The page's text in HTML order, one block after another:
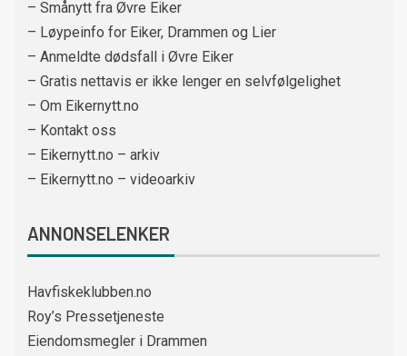
– Smånytt fra Øvre Eiker
– Løypeinfo for Eiker, Drammen og Lier
– Anmeldte dødsfall i Øvre Eiker
– Gratis nettavis er ikke lenger en selvfølgelighet
– Om Eikernytt.no
– Kontakt oss
– Eikernytt.no – arkiv
– Eikernytt.no – videoarkiv
ANNONSELENKER
Havfiskeklubben.no
Roy’s Pressetjeneste
Eiendomsmegler i Drammen